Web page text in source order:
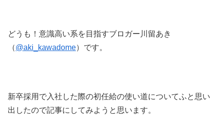
どうも！意識高い系を目指すブロガー川留あき
（@aki_kawadome）です。
新卒採用で入社した際の初任給の使い道についてふと思い
出したので記事にしてみようと思います。